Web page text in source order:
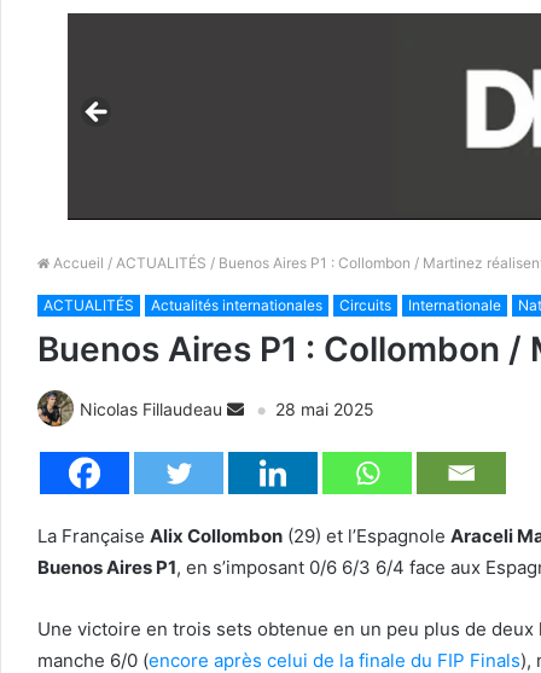
Accueil / ACTUALITÉS / Buenos Aires P1 : Collombon / Martinez
ACTUALITÉS Actualités internationales Circuits Internationale
Buenos Aires P1 : Collombon
Nicolas Fillaudeau 28 mai 2025
La Française Alix Collombon (29) et l’Espagnole Araceli
Buenos Aires P1, en s’imposant 0/6 6/3 6/4 face aux
Une victoire en trois sets obtenue en un peu plus de
manche 6/0 (encore après celui de la finale du FIP Finals),